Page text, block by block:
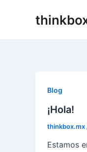
Blog
¡Hola!
thinkbox.mx
Estamos